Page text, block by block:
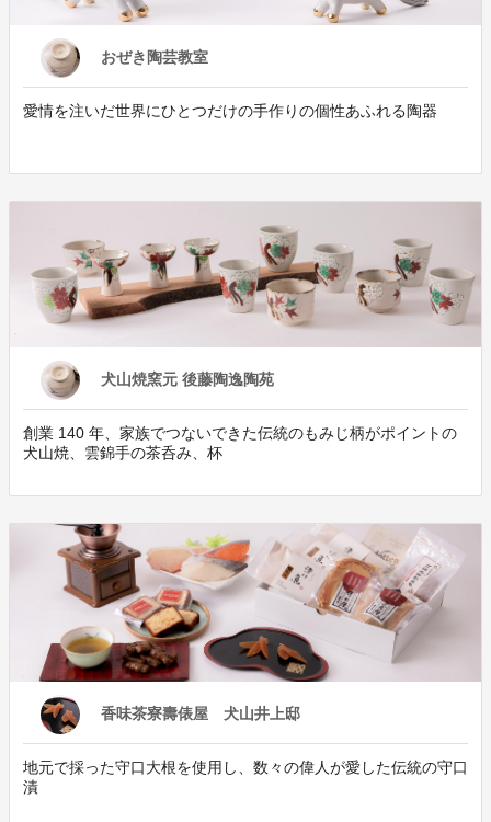
おぜき陶芸教室
愛情を注いだ世界にひとつだけの手作りの個性あふれる陶器
犬山焼窯元 後藤陶逸陶苑
創業 140 年、家族でつないできた伝統のもみじ柄がポイントの
犬山焼、雲錦手の茶呑み、杯
香味茶寮壽俵屋 犬山井上邸
地元で採った守口大根を使用し、数々の偉人が愛した伝統の守口
漬